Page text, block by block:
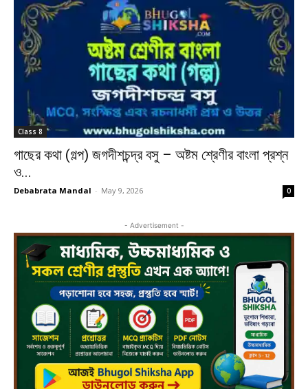
Class 8
গাছের কথা (গল্প) জগদীশচন্দ্র বসু – অষ্টম শ্রেণীর বাংলা প্রশ্ন
ও...
Debabrata Mandal - May 9, 2026 0
- Advertisement -